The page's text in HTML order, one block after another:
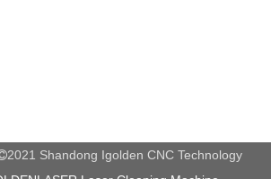
igoldencnc.